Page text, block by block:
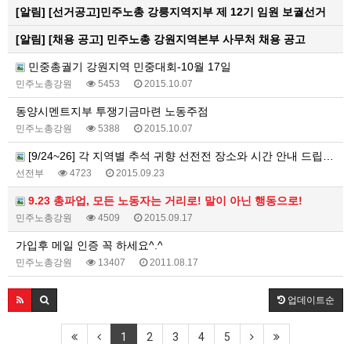
[알림] [선거공고]민주노총 강릉지역지부 제 12기 임원 보궐선거
[알림] [채용 공고] 민주노총 강원지역본부 사무처 채용 공고
민중총궐기 강원지역 민중대회-10월 17일
민주노총강원 5453 2015.10.07
동양시멘트지부 투쟁기금마련 노동주점
민주노총강원 5388 2015.10.07
[9/24~26] 각 지역별 추석 귀향 선전전 장소와 시간 안내 드립니다.
선전부 4723 2015.09.23
9.23 총파업, 모든 노동자는 거리로! 말이 아닌 행동으로!
민주노총강원 4509 2015.09.17
가입후 메일 인증 꼭 하세요^.^
민주노총강원 13407 2011.08.17
업데이트순
1 2 3 4 5